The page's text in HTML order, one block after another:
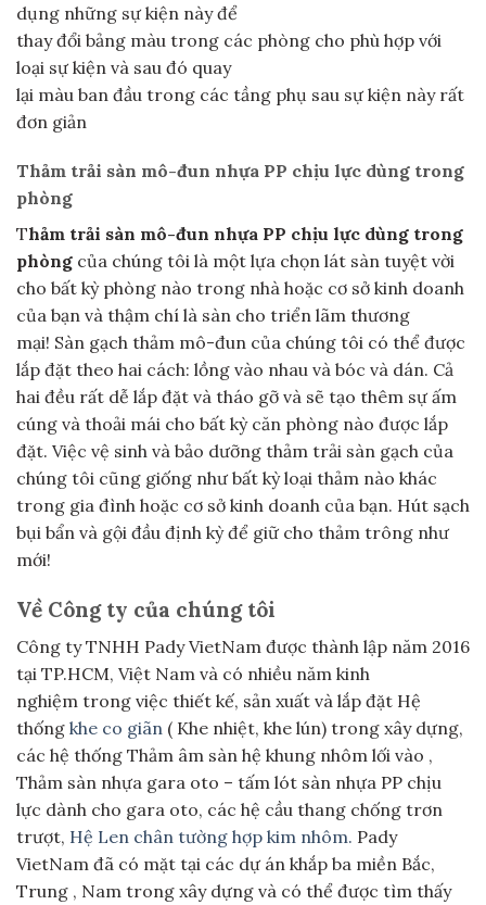
dụng những sự kiện này để
thay đổi bảng màu trong các phòng cho phù hợp với
loại sự kiện và sau đó quay
lại màu ban đầu trong các tầng phụ sau sự kiện này rất
đơn giản
Thảm trải sàn mô-đun nhựa PP chịu lực dùng trong
phòng
Thảm trải sàn mô-đun nhựa PP chịu lực dùng trong
phòng của chúng tôi là một lựa chọn lát sàn tuyệt vời
cho bất kỳ phòng nào trong nhà hoặc cơ sở kinh doanh
của bạn và thậm chí là sàn cho triển lãm thương
mại! Sàn gạch thảm mô-đun của chúng tôi có thể được
lắp đặt theo hai cách: lồng vào nhau và bóc và dán. Cả
hai đều rất dễ lắp đặt và tháo gỡ và sẽ tạo thêm sự ấm
cúng và thoải mái cho bất kỳ căn phòng nào được lắp
đặt. Việc vệ sinh và bảo dưỡng thảm trải sàn gạch của
chúng tôi cũng giống như bất kỳ loại thảm nào khác
trong gia đình hoặc cơ sở kinh doanh của bạn. Hút sạch
bụi bẩn và gội đầu định kỳ để giữ cho thảm trông như
mới!
Về Công ty của chúng tôi
Công ty TNHH Pady VietNam được thành lập năm 2016
tại TP.HCM, Việt Nam và có nhiều năm kinh
nghiệm trong việc thiết kế, sản xuất và lắp đặt Hệ
thống khe co giãn ( Khe nhiệt, khe lún) trong xây dựng,
các hệ thống Thảm âm sàn hệ khung nhôm lối vào ,
Thảm sàn nhựa gara oto – tấm lót sàn nhựa PP chịu
lực dành cho gara oto, các hệ cầu thang chống trơn
trượt, Hệ Len chân tường hợp kim nhôm. Pady
VietNam đã có mặt tại các dự án khắp ba miền Bắc,
Trung , Nam trong xây dựng và có thể được tìm thấy